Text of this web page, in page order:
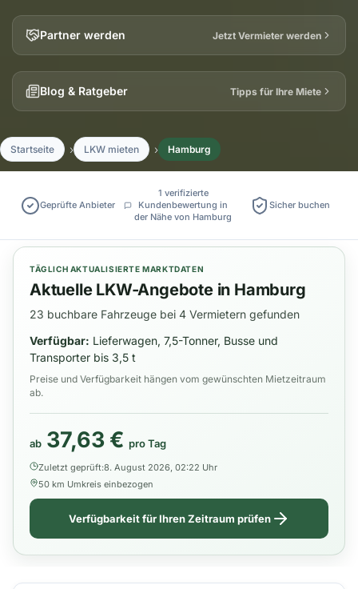
Partner werden Jetzt Vermieter werden
Blog & Ratgeber Tipps für Ihre Miete
Startseite LKW mieten Hamburg
Geprüfte Anbieter
1 verifizierte
Kundenbewertung in
der Nähe von Hamburg
Sicher buchen
TÄGLICH AKTUALISIERTE MARKTDATEN
Aktuelle LKW-Angebote in Hamburg
23 buchbare Fahrzeuge bei 4 Vermietern gefunden
Verfügbar: Lieferwagen, 7,5-Tonner, Busse und
Transporter bis 3,5 t
Preise und Verfügbarkeit hängen vom gewünschten Mietzeitraum
ab.
ab 37,63 € pro Tag
Zuletzt geprüft:8. August 2026, 02:22 Uhr
50 km Umkreis einbezogen
Verfügbarkeit für Ihren Zeitraum prüfen